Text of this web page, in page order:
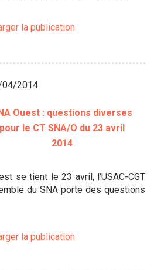
la publication
2014
Ouest : questions diverses
pour le CT SNA/O du 23 avril
2014
se tient le 23 avril, l'USAC-CGT
du SNA porte des questions
la publication